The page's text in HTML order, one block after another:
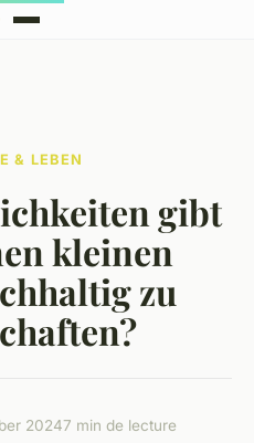
& LEBEN
gibt
kleinen
zu
20247 min de lecture